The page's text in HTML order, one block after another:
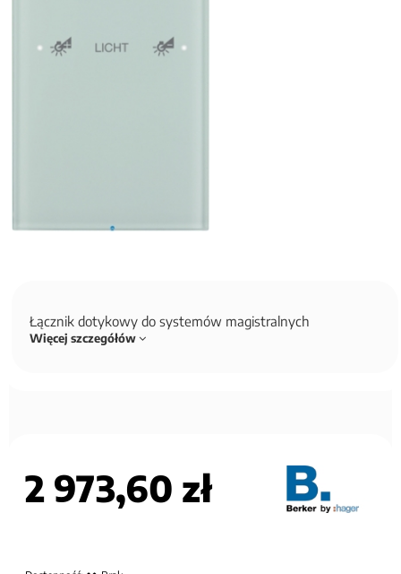
Łącznik dotykowy do systemów magistralnych
Więcej szczegółów
2 973,60 zł